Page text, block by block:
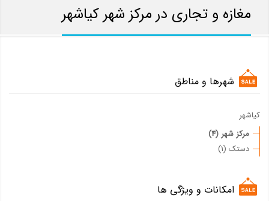
مغازه و تجاری در مرکز شهر کیاشهر
شهرها و مناطق
کیاشهر
مرکز شهر (4)
دستک (1)
امکانات و ویژگی ها